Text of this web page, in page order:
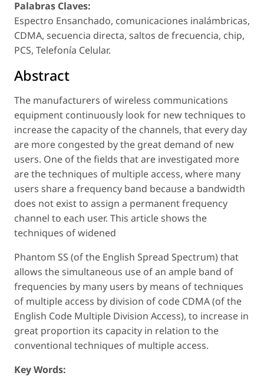
Palabras Claves:
Espectro Ensanchado, comunicaciones inalámbricas,
CDMA, secuencia directa, saltos de frecuencia, chip,
PCS, Telefonía Celular.
Abstract
The manufacturers of wireless communications
equipment continuously look for new techniques to
increase the capacity of the channels, that every day
are more congested by the great demand of new
users. One of the fields that are investigated more
are the techniques of multiple access, where many
users share a frequency band because a bandwidth
does not exist to assign a permanent frequency
channel to each user. This article shows the
techniques of widened
Phantom SS (of the English Spread Spectrum) that
allows the simultaneous use of an ample band of
frequencies by many users by means of techniques
of multiple access by division of code CDMA (of the
English Code Multiple Division Access), to increase in
great proportion its capacity in relation to the
conventional techniques of multiple access.
Key Words: